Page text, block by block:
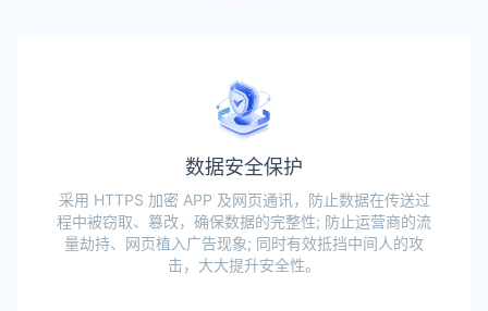
数据安全保护
采用 HTTPS 加密 APP 及网页通讯，防止数据在传送过
程中被窃取、篡改，确保数据的完整性; 防止运营商的流
量劫持、网页植入广告现象; 同时有效抵挡中间人的攻
击，大大提升安全性。